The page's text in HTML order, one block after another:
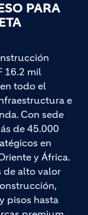
PARA
16.2 mil
todo el
e
Con sede
de 45.000
en
y África.
de alto valor
pisos hasta